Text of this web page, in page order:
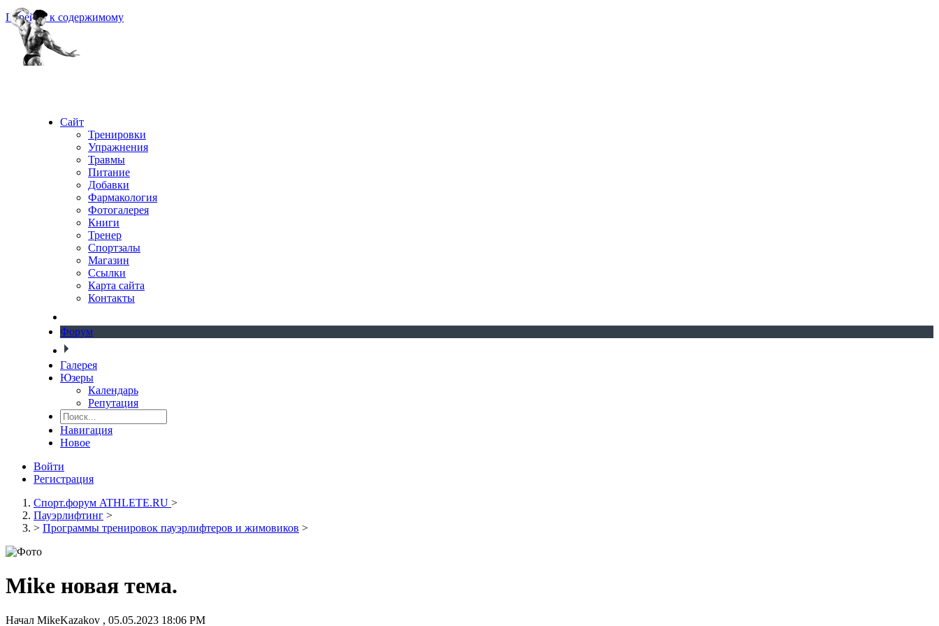
Перейти к содержимому
Сайт
Тренировки
Упражнения
Травмы
Питание
Добавки
Фармакология
Фотогалерея
Книги
Тренер
Спортзалы
Магазин
Ссылки
Карта сайта
Контакты
Форум
Галерея
Юзеры
Календарь
Репутация
Навигация
Новое
Войти
Регистрация
Спорт.форум ATHLETE.RU >
Пауэрлифтинг >
> Программы тренировок пауэрлифтеров и жимовиков >
Mike новая тема.
Начал MikeKazakov , 05.05.2023 18:06 PM